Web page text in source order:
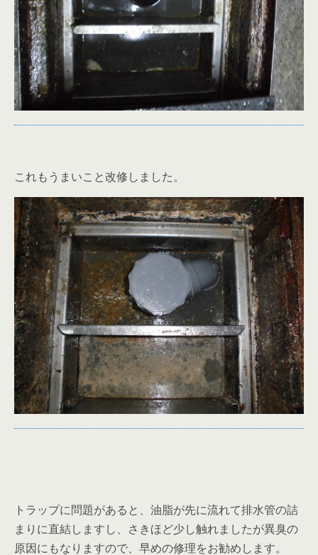
これもうまいこと改修しました。
トラップに問題があると、油脂が先に流れて排水管の詰
まりに直結しますし、さきほど少し触れましたが異臭の
原因にもなりますので、早めの修理をお勧めします。